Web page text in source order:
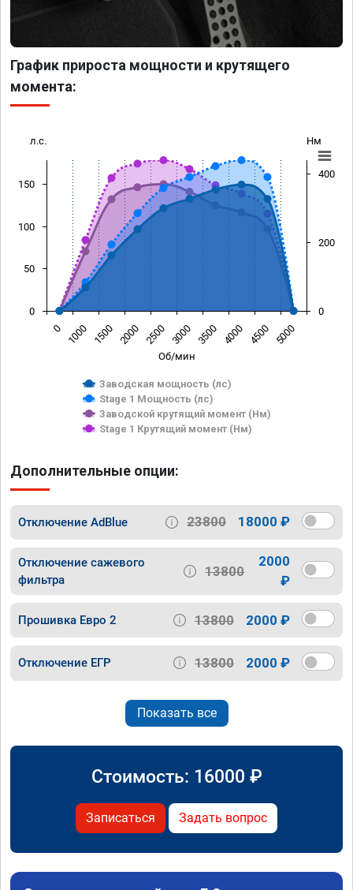
График прироста мощности и крутящего
момента:
Об/мин
л.с. Нм
Заводская мощность (лс)
Stage 1 Мощность (лс)
Заводской крутящий момент (Нм)
Stage 1 Крутящий момент (Нм)
0 1000 1500 2000 2500 3000 3500 4000 4500 5000
0
50
100
150
0
200
400
Дополнительные опции:
Отключение AdBlue 23800 18000 ₽
Отключение сажевого
фильтра
13800
2000
₽
Прошивка Евро 2 13800 2000 ₽
Отключение ЕГР 13800 2000 ₽
Показать все
Стоимость: 16000 ₽
Записаться Задать вопрос